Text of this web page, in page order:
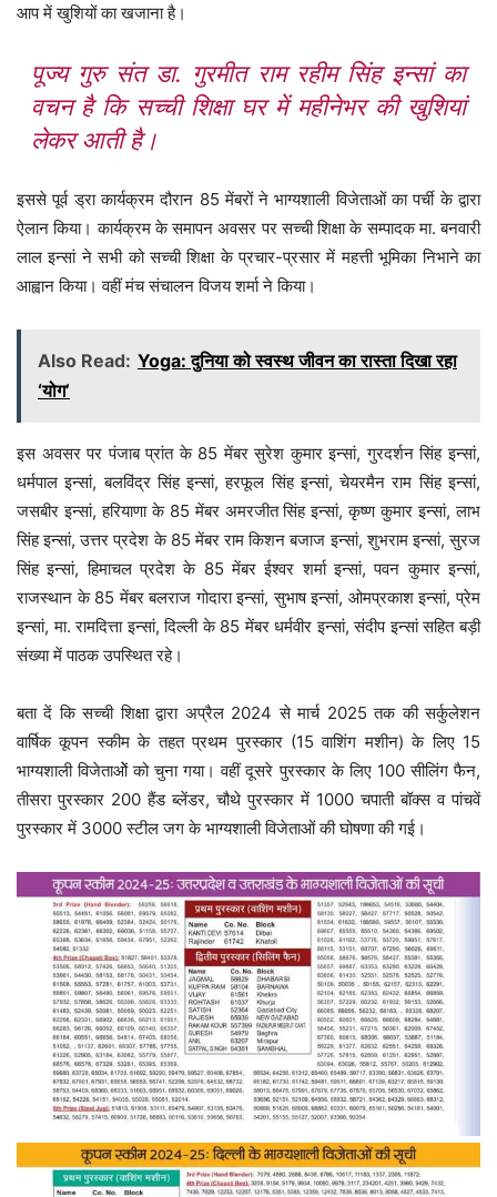
आप में खुशियों का खजाना है।
पूज्य गुरु संत डा. गुरमीत राम रहीम सिंह इन्सां का
वचन है कि सच्ची शिक्षा घर में महीनेभर की खुशियां
लेकर आती है।
इससे पूर्व ड्रा कार्यक्रम दौरान 85 मेंबरों ने भाग्यशाली विजेताओं का पर्ची के द्वारा
ऐलान किया। कार्यक्रम के समापन अवसर पर सच्ची शिक्षा के सम्पादक मा. बनवारी
लाल इन्सां ने सभी को सच्ची शिक्षा के प्रचार-प्रसार में महत्ती भूमिका निभाने का
आह्वान किया। वहीं मंच संचालन विजय शर्मा ने किया।
Also Read: Yoga: दुनिया को स्वस्थ जीवन का रास्ता दिखा रहा
‘योग’
इस अवसर पर पंजाब प्रांत के 85 मेंबर सुरेश कुमार इन्सां, गुरदर्शन सिंह इन्सां,
धर्मपाल इन्सां, बलविंद्र सिंह इन्सां, हरफूल सिंह इन्सां, चेयरमैन राम सिंह इन्सां,
जसबीर इन्सां, हरियाणा के 85 मेंबर अमरजीत सिंह इन्सां, कृष्ण कुमार इन्सां, लाभ
सिंह इन्सां, उत्तर प्रदेश के 85 मेंबर राम किशन बजाज इन्सां, शुभराम इन्सां, सुरज
सिंह इन्सां, हिमाचल प्रदेश के 85 मेंबर ईश्वर शर्मा इन्सां, पवन कुमार इन्सां,
राजस्थान के 85 मेंबर बलराज गोदारा इन्सां, सुभाष इन्सां, ओमप्रकाश इन्सां, प्रेम
इन्सां, मा. रामदित्ता इन्सां, दिल्ली के 85 मेंबर धर्मवीर इन्सां, संदीप इन्सां सहित बड़ी
संख्या में पाठक उपस्थित रहे।
बता दें कि सच्ची शिक्षा द्वारा अप्रैल 2024 से मार्च 2025 तक की सर्कुलेशन
वार्षिक कूपन स्कीम के तहत प्रथम पुरस्कार (15 वाशिंग मशीन) के लिए 15
भाग्यशाली विजेताओें को चुना गया। वहीं दूसरे पुरस्कार के लिए 100 सीलिंग फैन,
तीसरा पुरस्कार 200 हैंड ब्लेंडर, चौथे पुरस्कार में 1000 चपाती बॉक्स व पांचवें
पुरस्कार में 3000 स्टील जग के भाग्यशाली विजेताओं की घोषणा की गई।